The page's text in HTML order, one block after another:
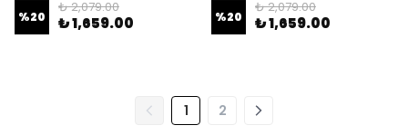
%20
₺ 2,079.00
₺ 1,659.00 %20
₺ 2,079.00
₺ 1,659.00
1 2